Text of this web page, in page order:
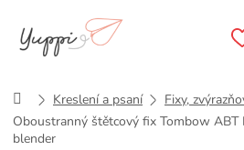
obsah
DomůKreslení a psaní Fixy,
Oboustranný štětcový fix Tombow ABT
blender